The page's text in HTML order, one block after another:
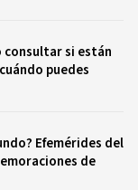
consultar si están
puedes
Efemérides del
de